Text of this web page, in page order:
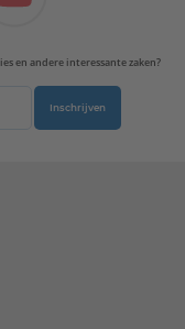
en andere interessante zaken?
Inschrijven